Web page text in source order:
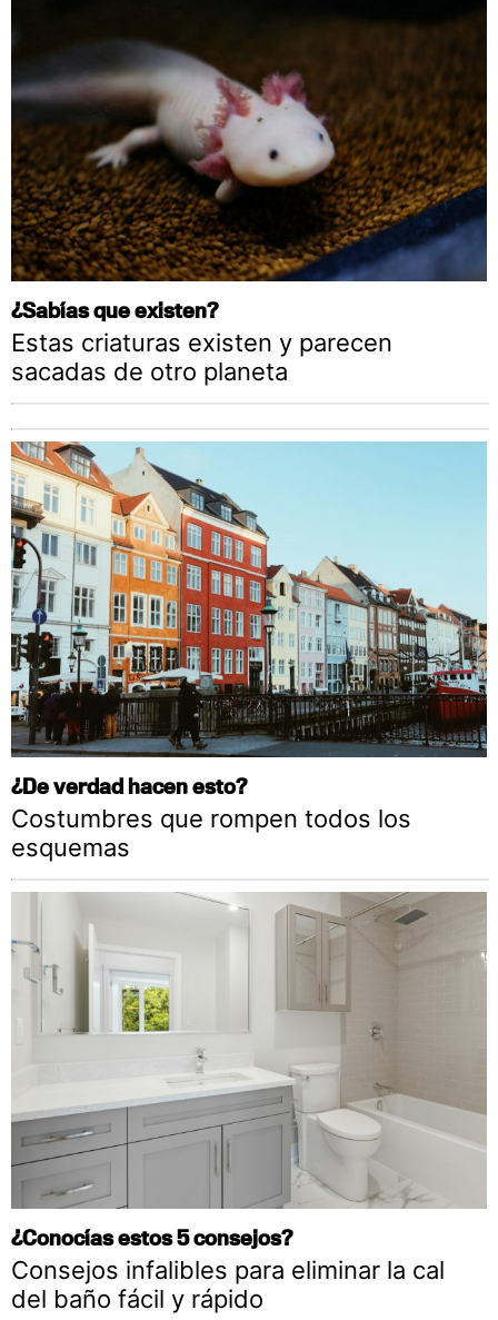
¿Sabías que existen?
Estas criaturas existen y parecen
sacadas de otro planeta
¿De verdad hacen esto?
Costumbres que rompen todos los
esquemas
¿Conocías estos 5 consejos?
Consejos infalibles para eliminar la cal
del baño fácil y rápido